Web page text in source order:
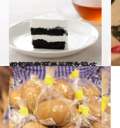
2017.9.17
47都道府県の美味しいすぐれもの 「チーズケーキ」～北海道・東北篇～
グルメ